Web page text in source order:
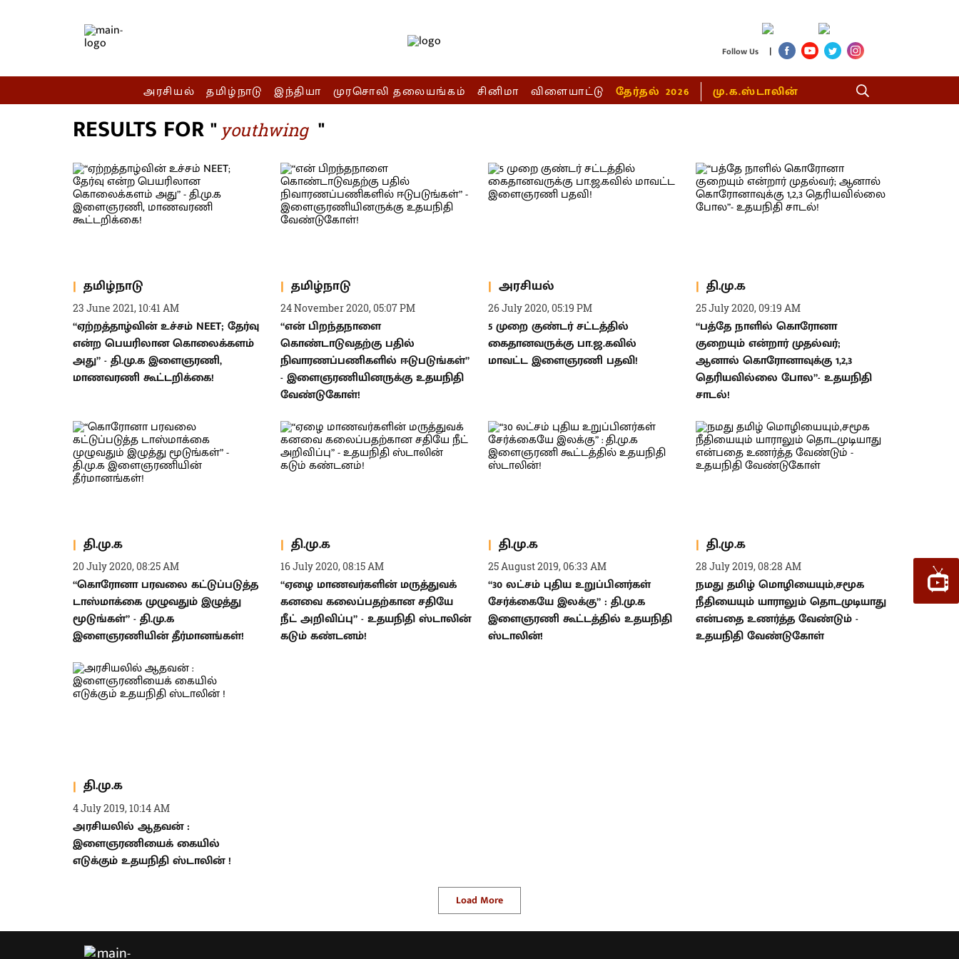
Follow Us |
அரசியல் தமிழ்நாடு இந்தியா முரசொலி தலையங்கம் சினிமா விளையாட்டு தேர்தல் 2026 மு.க.ஸ்டாலின்
RESULTS FOR " youthwing "
தமிழ்நாடு
23 June 2021, 10:41 AM
“ஏற்றத்தாழ்வின் உச்சம் NEET; தேர்வு
என்ற பெயரிலான கொலைக்களம்
அது” - தி.மு.க இளைஞரணி,
மாணவரணி கூட்டறிக்கை!
தமிழ்நாடு
24 November 2020, 05:07 PM
“என் பிறந்தநாளை
கொண்டாடுவதற்கு பதில்
நிவாரணப்பணிகளில் ஈடுபடுங்கள்”
- இளைஞரணியினருக்கு உதயநிதி
வேண்டுகோள்!
அரசியல்
26 July 2020, 05:19 PM
5 முறை குண்டர் சட்டத்தில்
கைதானவருக்கு பா.ஜ.கவில்
மாவட்ட இளைஞரணி பதவி!
தி.மு.க
25 July 2020, 09:19 AM
“பத்தே நாளில் கொரோனா
குறையும் என்றார் முதல்வர்;
ஆனால் கொரோனாவுக்கு 1,2,3
தெரியவில்லை போல”- உதயநிதி
சாடல்!
தி.மு.க
20 July 2020, 08:25 AM
“கொரோனா பரவலை கட்டுப்படுத்த
டாஸ்மாக்கை முழுவதும் இழுத்து
மூடுங்கள்” - தி.மு.க
இளைஞரணியின் தீர்மானங்கள்!
தி.மு.க
16 July 2020, 08:15 AM
“ஏழை மாணவர்களின் மருத்துவக்
கனவை கலைப்பதற்கான சதியே
நீட் அறிவிப்பு” - உதயநிதி ஸ்டாலின்
கடும் கண்டனம்!
தி.மு.க
25 August 2019, 06:33 AM
“30 லட்சம் புதிய உறுப்பினர்கள்
சேர்க்கையே இலக்கு” : தி.மு.க
இளைஞரணி கூட்டத்தில் உதயநிதி
ஸ்டாலின்!
தி.மு.க
28 July 2019, 08:28 AM
நமது தமிழ் மொழியையும்,சமூக
நீதியையும் யாராலும் தொடமுடியாது
என்பதை உணர்த்த வேண்டும் -
உதயநிதி வேண்டுகோள்
தி.மு.க
4 July 2019, 10:14 AM
அரசியலில் ஆதவன் :
இளைஞரணியைக் கையில்
எடுக்கும் உதயநிதி ஸ்டாலின் !
Load More